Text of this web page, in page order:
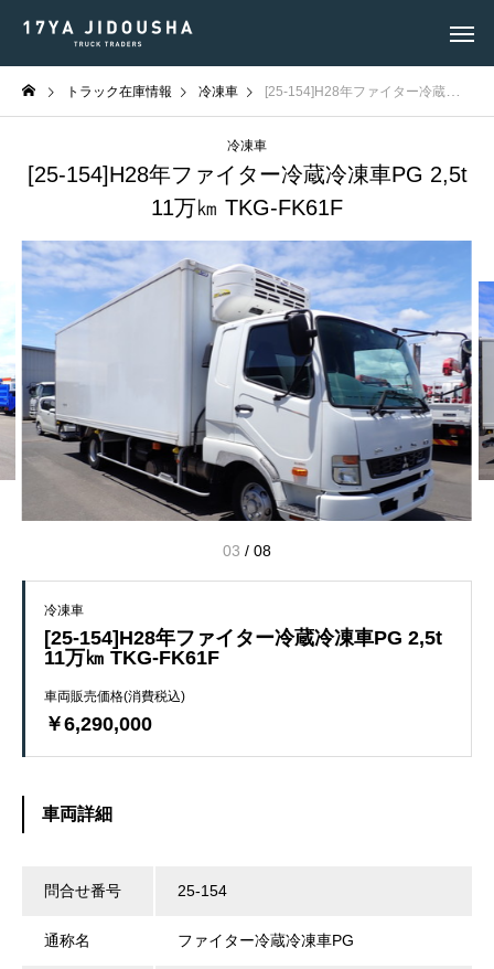
トラック在庫情報 冷凍車 [25-154]H28年ファイター冷蔵冷凍車PG 2,5t 11万㎞ TKG-FK61F
冷凍車
[25-154]H28年ファイター冷蔵冷凍車PG 2,5t
11万㎞ TKG-FK61F
04 / 08
冷凍車
[25-154]H28年ファイター冷蔵冷凍車PG 2,5t
11万㎞ TKG-FK61F
車両販売価格(消費税込)
￥6,290,000
車両詳細
問合せ番号 25-154
通称名 ファイター冷蔵冷凍車PG